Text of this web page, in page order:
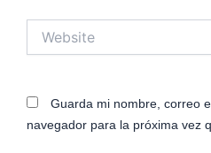
Guarda mi nombre, correo
navegador para la próxima vez